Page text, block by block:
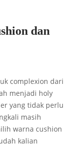
dan
complexion dari
menjadi holy
yang tidak perlu
masih
warna cushion
kalian